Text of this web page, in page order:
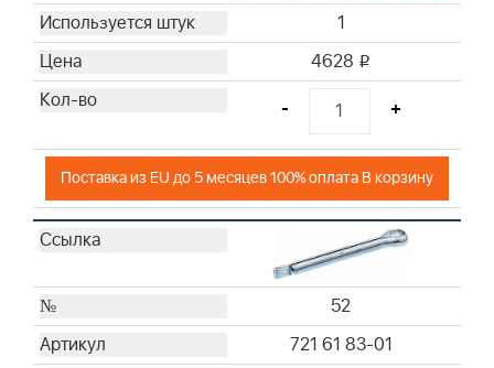
1
4628 i
- +
Поставка из EU до 5 месяцев 100% оплата В корзину
52
721 61 83-01